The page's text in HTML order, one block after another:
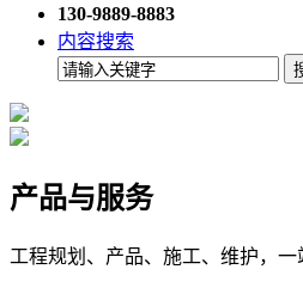
130-9889-8883
内容搜索
产品与服务
工程规划、产品、施工、维护，一